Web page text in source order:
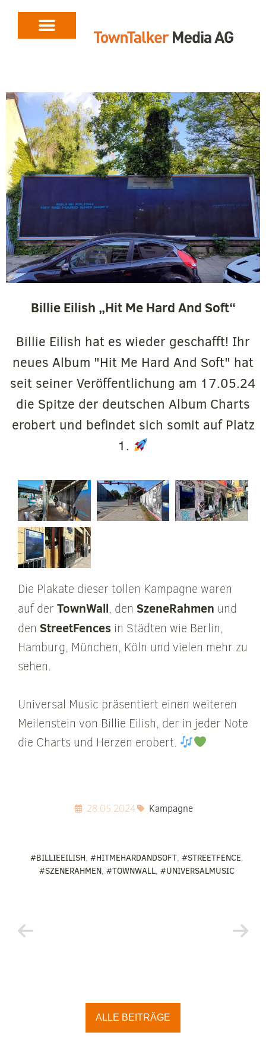
Billie Eilish „Hit Me Hard And Soft“
Billie Eilish hat es wieder geschafft! Ihr
neues Album "Hit Me Hard And Soft" hat
seit seiner Veröffentlichung am 17.05.24
die Spitze der deutschen Album Charts
erobert und befindet sich somit auf Platz
1.
Die Plakate dieser tollen Kampagne waren
auf der TownWall, den SzeneRahmen und
den StreetFences in Städten wie Berlin,
Hamburg, München, Köln und vielen mehr zu
sehen.
Universal Music präsentiert einen weiteren
Meilenstein von Billie Eilish, der in jeder Note
die Charts und Herzen erobert.
28.05.2024 Kampagne
#BILLIEEILISH, #HITMEHARDANDSOFT, #STREETFENCE,
#SZENERAHMEN, #TOWNWALL, #UNIVERSALMUSIC
ALLE BEITRÄGE